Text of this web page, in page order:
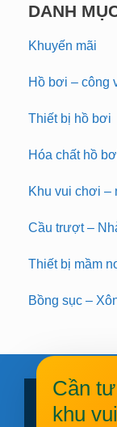
DANH
Khuyến mãi
Hồ bơi – công
Thiết bị hồ bơi
Hóa chất hồ
Khu vui chơi –
Cầu trượt –
Thiết bị mầm
Bồng sục –
Cần
khu